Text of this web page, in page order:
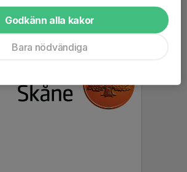
Godkänn alla kakor
Bara nödvändiga